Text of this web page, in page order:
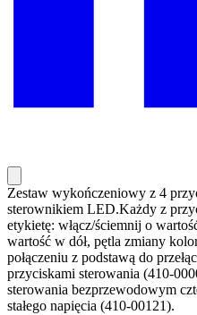
Zestaw wykończeniowy z 4
sterownikiem LED.Każdy z
etykietę: włącz/ściemnij o
wartość w dół, pętla zmiany
połączeniu z podstawą do
przyciskami sterowania (410-
sterowania bezprzewodowym
stałego napięcia (410-00121).